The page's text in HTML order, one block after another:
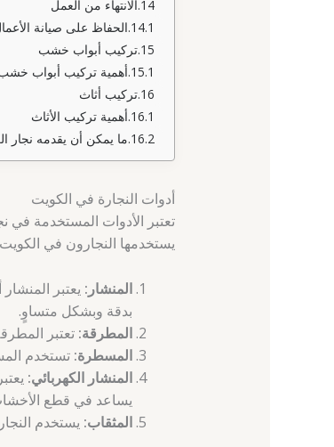
الانتهاء من العمل
الحفاظ على صيانة
تركيب أبواب خشب
أهمية تركيب أبواب
تركيب أثاث
أهمية تركيب الأثاث
ما يمكن أن يقدمه نجار
أدوات النجارة في الكويت
تعتبر الأدوات المستخدمة في
يستخدمها النجارون في
المنشار: يعتبر
بدقة وبشكل متساوٍ.
المطرقة: تعتبر
المسطرة: تستخدم
المنشار الكهربائي:
يساعد في قطع
المثقاب: يستخدم